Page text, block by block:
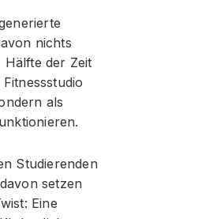
nichts
Hälfte der Zeit
als
Studierenden
setzen
Eine